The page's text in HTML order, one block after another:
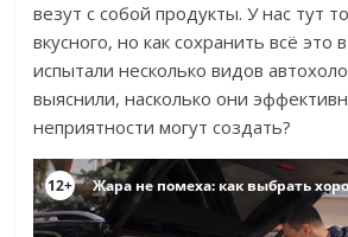
везут с собой продукты. У нас тут
вкусного, но как сохранить всё это
испытали несколько видов
выяснили, насколько они
неприятности могут создать?